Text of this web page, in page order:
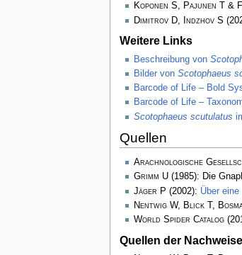
Koponen S, Pajunen T &
Dimitrov D, Indzhov S
Weitere Links
Beschreibung von
Bilder von Scotophaeus
Barcode of Life – Bold
Barcode of Life –
Scotophaeus scutulatus
Quellen
Arachnologische
Grimm U(1985): Die
Jäger P (2002): Über
Nentwig W, Blick T,
World Spider Catalog
Quellen der Nachweise